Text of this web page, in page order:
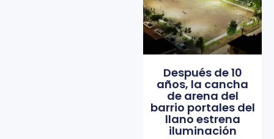
Después de 10
años, la cancha
de arena del
barrio portales del
llano estrena
iluminación